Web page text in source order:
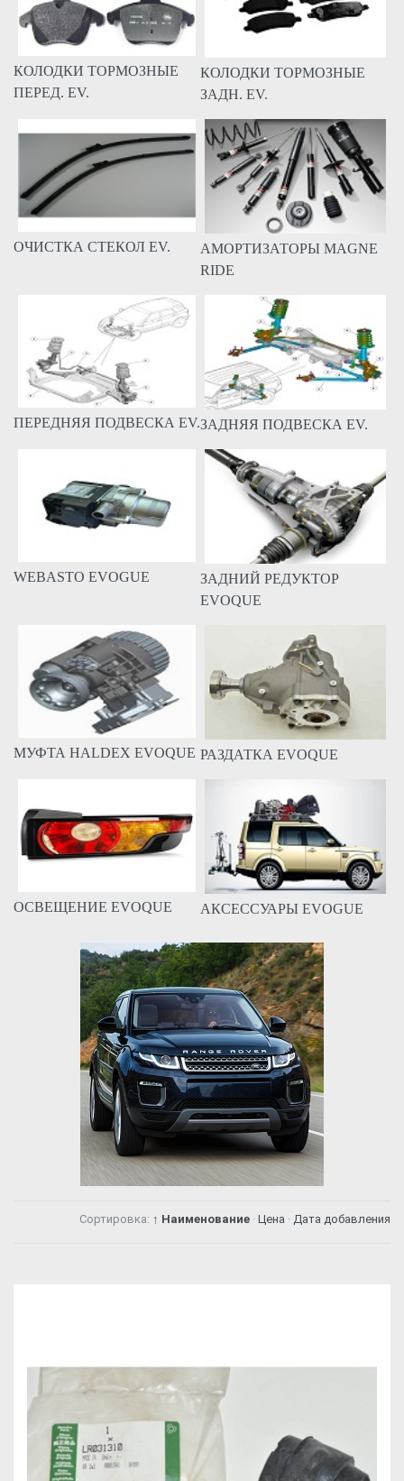
КОЛОДКИ ТОРМОЗНЫЕ
ПЕРЕД. EV.
КОЛОДКИ ТОРМОЗНЫЕ
ЗАДН. EV.
ОЧИСТКА СТЕКОЛ EV.
АМОРТИЗАТОРЫ MAGNE
RIDE
ПЕРЕДНЯЯ ПОДВЕСКА EV.ЗАДНЯЯ ПОДВЕСКА EV.
WEBASTO EVOGUE
ЗАДНИЙ РЕДУКТОР
EVOQUE
МУФТА HALDEX EVOQUE РАЗДАТКА EVOQUE
ОСВЕЩЕНИЕ EVOQUE АКСЕССУАРЫ EVOGUE
Сортировка: ↑ Наименование · Цена · Дата добавления